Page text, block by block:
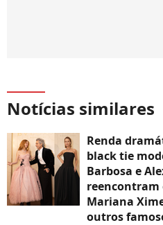
Notícias similares
Renda
black tie
Barbosa e
reencontram
Mariana
outros